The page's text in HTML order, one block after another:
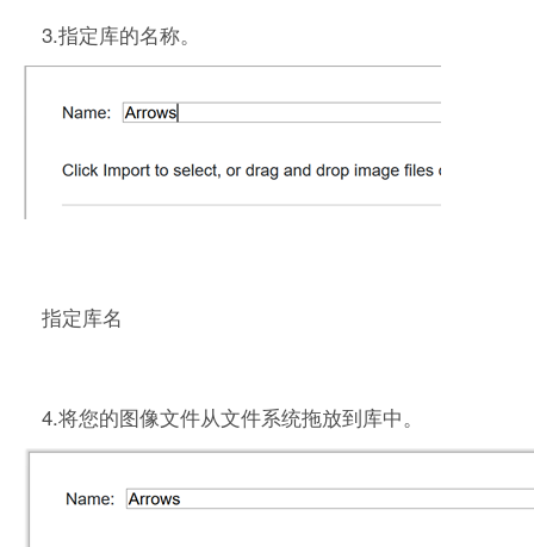
3.指定库的名称。
指定库名
4.将您的图像文件从文件系统拖放到库中。